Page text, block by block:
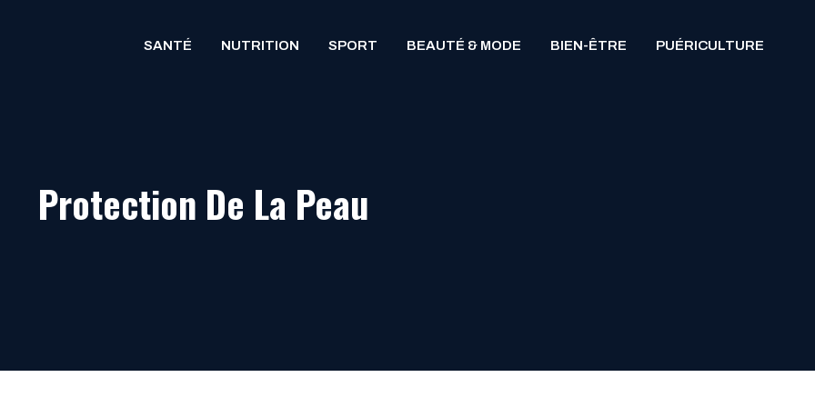
SANTÉ NUTRITION SPORT BEAUTÉ & MODE BIEN-ÊTRE PUÉRICULTURE
Protection De La Peau